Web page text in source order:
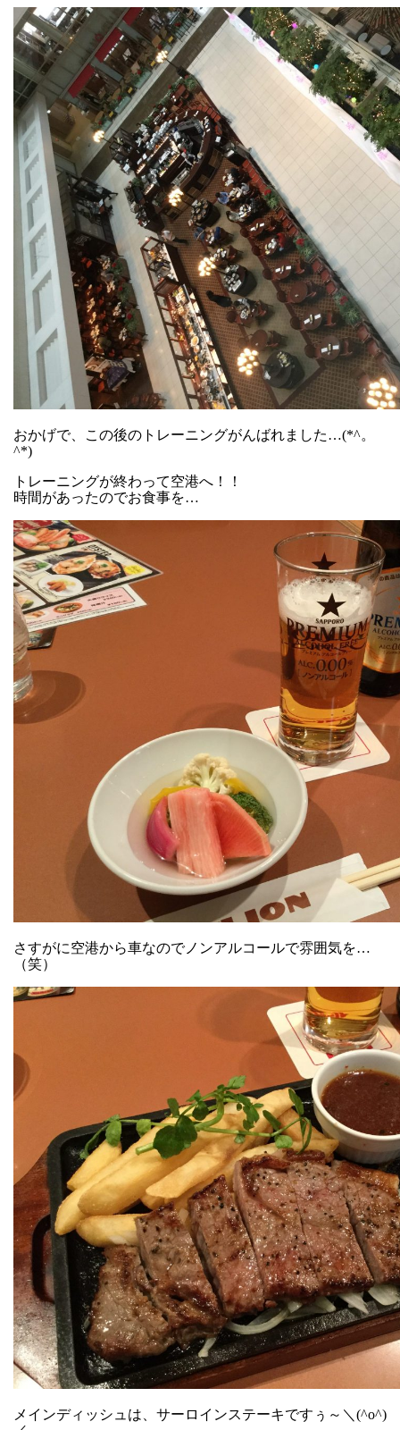
おかげで、この後のトレーニングがんばれました…(*^。
^*)
トレーニングが終わって空港へ！！
時間があったのでお食事を…
さすがに空港から車なのでノンアルコールで雰囲気を…
（笑）
メインディッシュは、サーロインステーキですぅ～＼(^o^)